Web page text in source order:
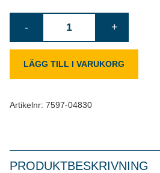
-
Stop
L
mängd
+
LÄGG TILL I VARUKORG
Artikelnr: 7597-04830
PRODUKTBESKRIVNING